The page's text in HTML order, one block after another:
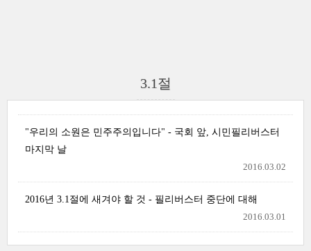
3.1절
"우리의 소원은 민주주의입니다" - 국회 앞, 시민필리버스터
마지막 날
2016.03.02
2016년 3.1절에 새겨야 할 것 - 필리버스터 중단에 대해
2016.03.01